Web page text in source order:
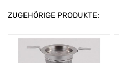
ZUGEHÖRIGE PRODUKTE: